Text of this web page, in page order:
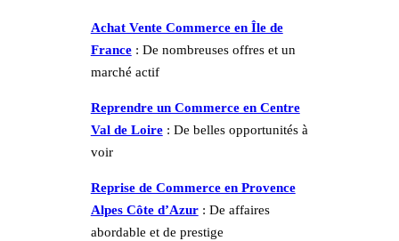
Achat Vente Commerce en Île de
France: De nombreuses offres et un
marché actif
Reprendre un Commerce en Centre
Val de Loire : De belles opportunités à
voir
Reprise de Commerce en Provence
Alpes Côte d’Azur : De affaires
abordable et de prestige